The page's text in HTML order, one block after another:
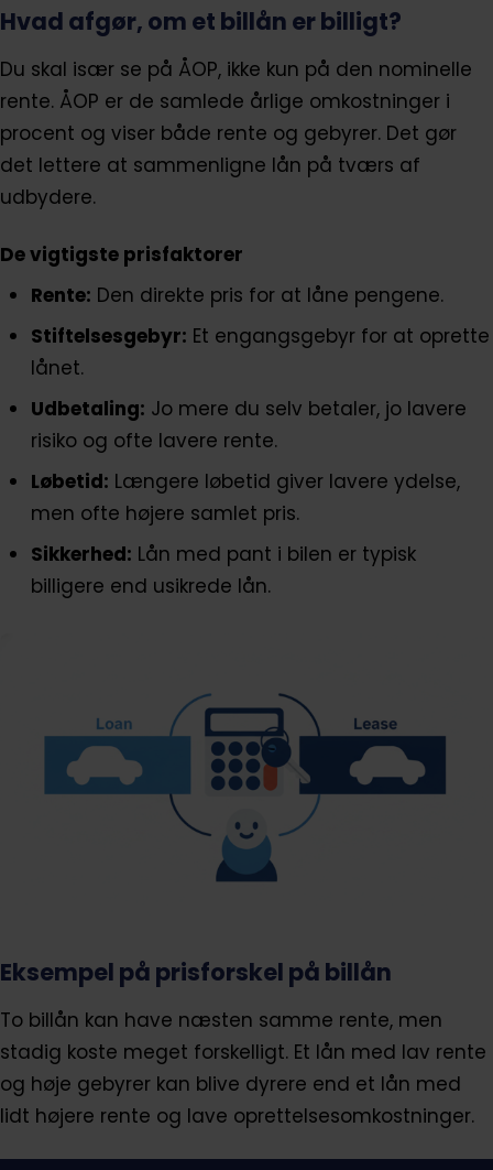
Hvad afgør, om et billån er billigt?
Du skal især se på ÅOP, ikke kun på den nominelle
rente. ÅOP er de samlede årlige omkostninger i
procent og viser både rente og gebyrer. Det gør
det lettere at sammenligne lån på tværs af
udbydere.
De vigtigste prisfaktorer
Rente: Den direkte pris for at låne pengene.
Stiftelsesgebyr: Et engangsgebyr for at oprette
lånet.
Udbetaling: Jo mere du selv betaler, jo lavere
risiko og ofte lavere rente.
Løbetid: Længere løbetid giver lavere ydelse,
men ofte højere samlet pris.
Sikkerhed: Lån med pant i bilen er typisk
billigere end usikrede lån.
Eksempel på prisforskel på billån
To billån kan have næsten samme rente, men
stadig koste meget forskelligt. Et lån med lav rente
og høje gebyrer kan blive dyrere end et lån med
lidt højere rente og lave oprettelsesomkostninger.